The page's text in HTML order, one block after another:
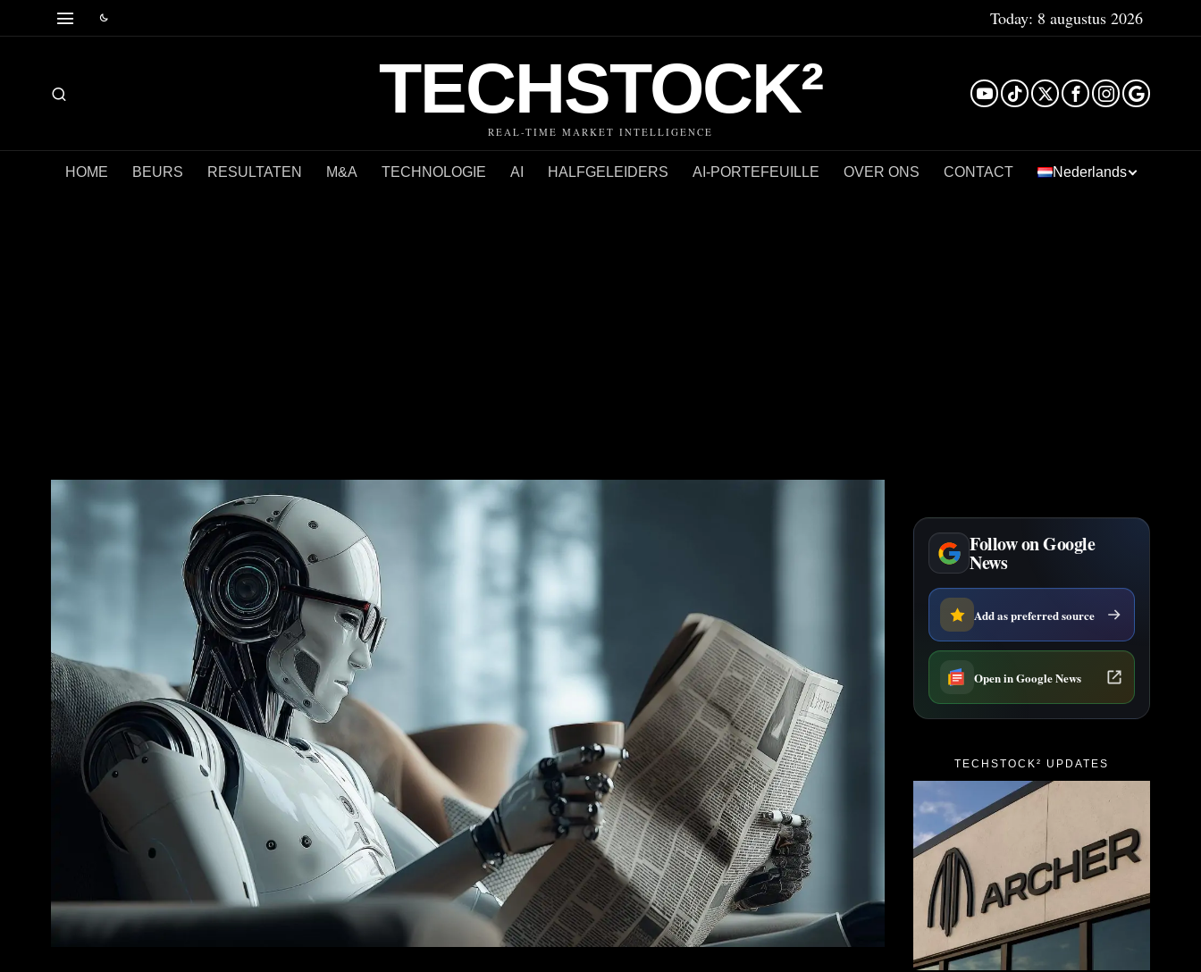
Today: 8 augustus 2026
TECHSTOCK²
REAL-TIME MARKET INTELLIGENCE
HOME BEURS RESULTATEN M&A TECHNOLOGIE AI HALFGELEIDERS AI-PORTEFEUILLE OVER ONS CONTACT Nederlands
Follow on Google
News
Add as preferred source
Open in Google News
TECHSTOCK² UPDATES